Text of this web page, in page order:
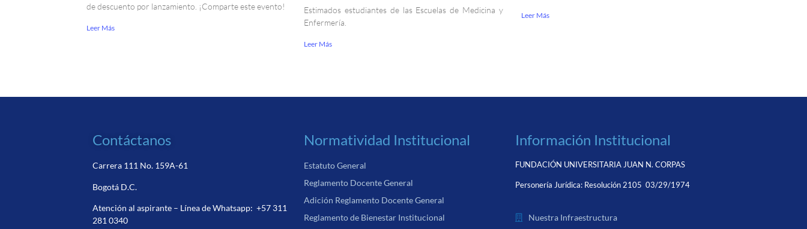
de descuento por lanzamiento. ¡Comparte este evento!
Leer Más
Estimados estudiantes de las Escuelas de Medicina y
Enfermería.
Leer Más
Leer Más
Contáctanos
Carrera 111 No. 159A-61
Bogotá D.C.
Atención al aspirante – Línea de Whatsapp:+57 311
281 0340
Normatividad Institucional
Estatuto General
Reglamento Docente General
Adición Reglamento Docente General
Reglamento de Bienestar Institucional
Información Institucional
FUNDACIÓN UNIVERSITARIA JUAN N. CORPAS
Personería Jurídica: Resolución 2105 03/29/1974
Nuestra Infraestructura